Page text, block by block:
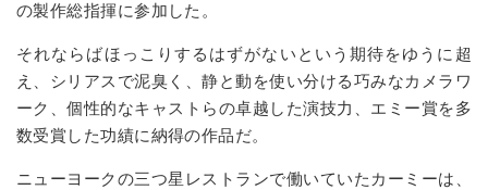
の製作総指揮に参加した。
それならばほっこりするはずがないという期待をゆうに超
え、シリアスで泥臭く、静と動を使い分ける巧みなカメラワ
ーク、個性的なキャストらの卓越した演技力、エミー賞を多
数受賞した功績に納得の作品だ。
ニューヨークの三つ星レストランで働いていたカーミーは、